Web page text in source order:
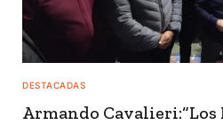
DESTACADAS
Armando Cavalieri:“Los